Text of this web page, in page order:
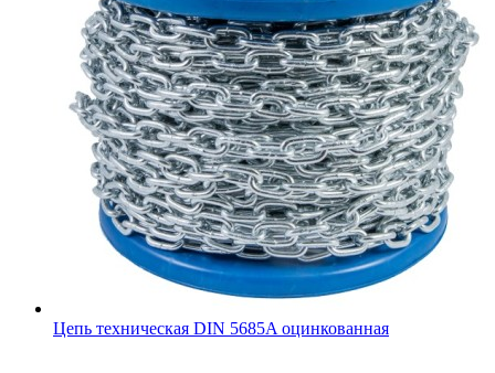
Цепь техническая DIN 5685A оцинкованная